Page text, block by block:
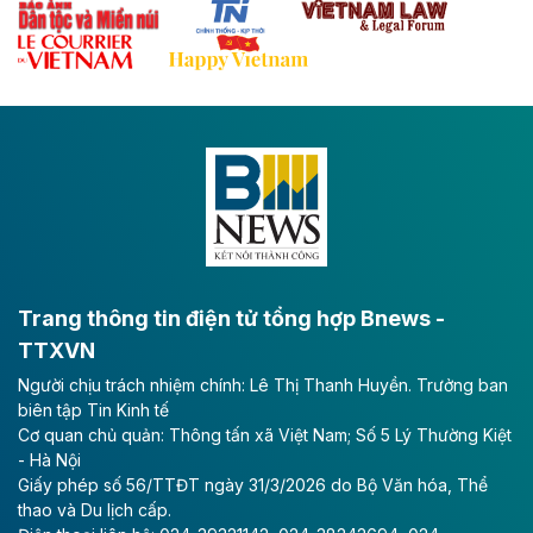
Theo baodautu.vn
Đề xuất đầu tư 11.500 tỷ đồng xây dựng cao
tốc CT.11 qua Ninh Bình
Đông A dài khoảng 25,1 km được kỳ vọng sẽ tạo động
lực phát triển kinh tế - xã hội khu vực phía Nam đồng
Long Thành
Tổng công ty Cảng hàng không Việt Nam - CTCP
(ACV) vừa lập kỷ lục mới về lợi nhuận trong quý
II/2026.
Theo baodautu.vn
Vinaconex lập đỉnh doanh thu
Trang thông tin điện tử tổng hợp Bnews -
TTXVN
Người chịu trách nhiệm chính: Lê Thị Thanh Huyền. Trưởng ban
biên tập Tin Kinh tế
Cơ quan chủ quản: Thông tấn xã Việt Nam; Số 5 Lý Thường Kiệt
- Hà Nội
Giấy phép số 56/TTĐT ngày 31/3/2026 do Bộ Văn hóa, Thể
thao và Du lịch cấp.